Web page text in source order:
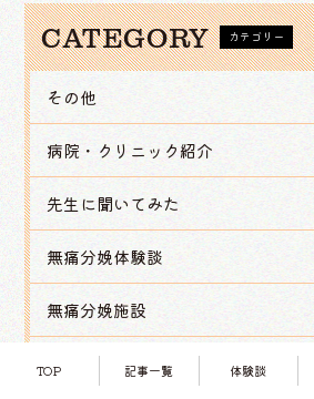
TOP 記事一覧 体験談
CATEGORY カテゴリー
その他
病院・クリニック紹介
先生に聞いてみた
無痛分娩体験談
無痛分娩施設
出産や育児を応援するサービス・